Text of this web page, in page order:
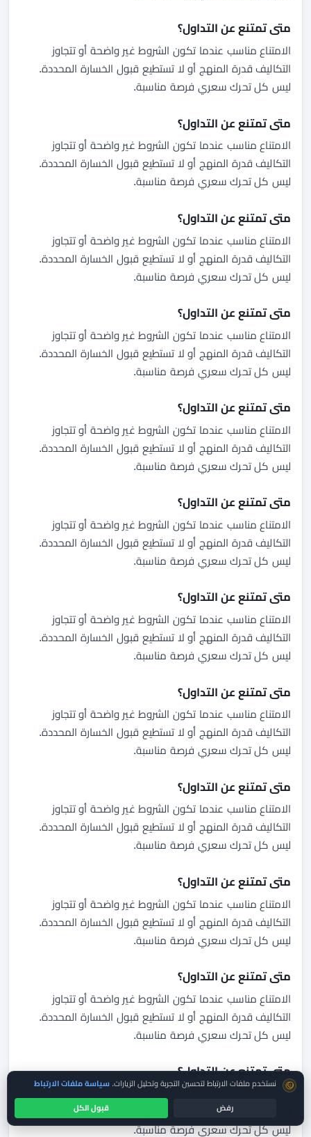
متى تمتنع عن التداول؟
الامتناع مناسب عندما تكون الشروط غير واضحة أو تتجاوز
التكاليف قدرة المنهج أو لا تستطيع قبول الخسارة المحددة.
ليس كل تحرك سعري فرصة مناسبة.
متى تمتنع عن التداول؟
الامتناع مناسب عندما تكون الشروط غير واضحة أو تتجاوز
التكاليف قدرة المنهج أو لا تستطيع قبول الخسارة المحددة.
ليس كل تحرك سعري فرصة مناسبة.
متى تمتنع عن التداول؟
الامتناع مناسب عندما تكون الشروط غير واضحة أو تتجاوز
التكاليف قدرة المنهج أو لا تستطيع قبول الخسارة المحددة.
ليس كل تحرك سعري فرصة مناسبة.
متى تمتنع عن التداول؟
الامتناع مناسب عندما تكون الشروط غير واضحة أو تتجاوز
التكاليف قدرة المنهج أو لا تستطيع قبول الخسارة المحددة.
ليس كل تحرك سعري فرصة مناسبة.
متى تمتنع عن التداول؟
الامتناع مناسب عندما تكون الشروط غير واضحة أو تتجاوز
التكاليف قدرة المنهج أو لا تستطيع قبول الخسارة المحددة.
ليس كل تحرك سعري فرصة مناسبة.
متى تمتنع عن التداول؟
الامتناع مناسب عندما تكون الشروط غير واضحة أو تتجاوز
التكاليف قدرة المنهج أو لا تستطيع قبول الخسارة المحددة.
ليس كل تحرك سعري فرصة مناسبة.
متى تمتنع عن التداول؟
الامتناع مناسب عندما تكون الشروط غير واضحة أو تتجاوز
التكاليف قدرة المنهج أو لا تستطيع قبول الخسارة المحددة.
ليس كل تحرك سعري فرصة مناسبة.
متى تمتنع عن التداول؟
الامتناع مناسب عندما تكون الشروط غير واضحة أو تتجاوز
التكاليف قدرة المنهج أو لا تستطيع قبول الخسارة المحددة.
ليس كل تحرك سعري فرصة مناسبة.
متى تمتنع عن التداول؟
الامتناع مناسب عندما تكون الشروط غير واضحة أو تتجاوز
التكاليف قدرة المنهج أو لا تستطيع قبول الخسارة المحددة.
ليس كل تحرك سعري فرصة مناسبة.
متى تمتنع عن التداول؟
الامتناع مناسب عندما تكون الشروط غير واضحة أو تتجاوز
التكاليف قدرة المنهج أو لا تستطيع قبول الخسارة المحددة.
ليس كل تحرك سعري فرصة مناسبة.
متى تمتنع عن التداول؟
الامتناع مناسب عندما تكون الشروط غير واضحة أو تتجاوز
التكاليف قدرة المنهج أو لا تستطيع قبول الخسارة المحددة.
ليس كل تحرك سعري فرصة مناسبة.
متى تمتنع عن التداول؟
الامتناع مناسب عندما تكون الشروط غير واضحة أو تتجاوز
التكاليف قدرة المنهج أو لا تستطيع قبول الخسارة المحددة.
ليس كل تحرك سعري فرصة مناسبة.
موافقة ملفات تعريف الارتباط
نستخدم ملفات الارتباط لتحسين التجربة وتحليل الزيارات. سياسة ملفات الارتباط
رفض قبول الكل